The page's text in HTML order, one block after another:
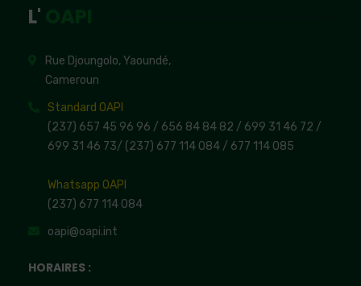
L'
Rue Djoungolo, Yaoundé,
Cameroun
Standard OAPI
(237) 657 45 96 96 / 656 84 84 82 / 699 31 46 72 /
699 31 46 73/ (237) 677 114 084 / 677 114 085
Whatsapp OAPI
(237) 677 114 084
oapi@oapi.int
HORAIRES :